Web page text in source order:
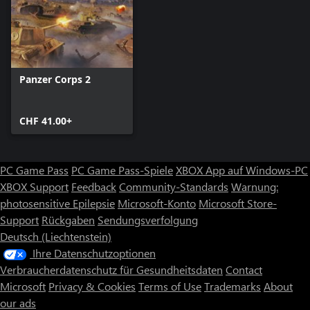
Um sowohl die historischen Schlachten als auch die ahistorischen
Ereignisse des 1944-DLCs richtig zu erkunden, wurde
Operationen der Achsenmächte: 1944 erweitert, um die größte
Menge an Inhalten zu bieten, die ein DLC bisher hatte.
In insgesamt 20 Szenarien können Sie die historischen
Gegebenheiten der schrecklichen Kämpfe nachempfinden, die
1944 an der Ostfront ausgetragen wurden, insbesondere
Szenarien ermöglicht es auch, die ahistorische Kampagne
tiefgreifend fortzusetzen, die perfekt an Operationen der
einzigartig für Panzer Corps 2 sind.
Die ahistorische Kampagne ist kein Schnelldurchlauf von einer
Alliiertenhauptstadt zur nächsten, sondern eine vollständig
ausgeklügelte Kampagne mit gut erforschten potenziellen
Erfolgen und Rückschlägen, die die mächtige deutsche
Wehrmacht erledigen musste, selbst als sie die Schlacht von
Kursk als Sieger verließ.
NEUE ELITEZIELE: ÜBERMÄCHTIGE VERBÜNDETE KRAFT
Sie müssen sich einem ganz neuen Set von Zielen stellen, die als
Panzer Corps 2
CHF 41.00+
PC Game Pass PC Game Pass-SpieleXBOX App auf Windows-PC
XBOX Support FeedbackCommunity-Standards Warnung:
photosensitive Epilepsie Microsoft-Konto Microsoft Store-
Support Rückgaben Sendungsverfolgung
Deutsch (Liechtenstein)
Ihre Datenschutzoptionen
Verbraucherdatenschutz für Gesundheitsdaten Contact
Microsoft Privacy & Cookies Terms of UseTrademarks About
our ads